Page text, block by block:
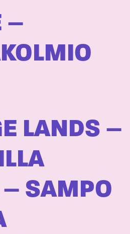
–
LANDS –
SAMPO